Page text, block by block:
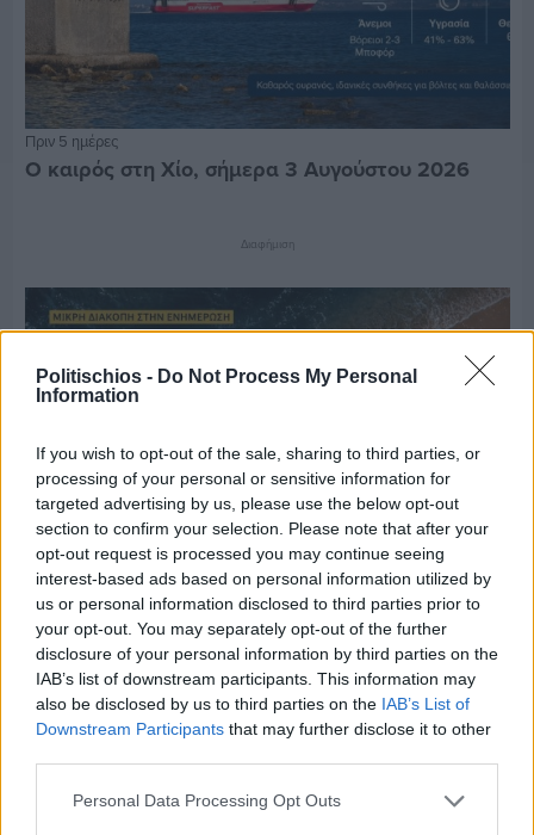
Politischios - Do Not Process My Personal
Information
If you wish to opt-out of the sale, sharing to third parties, or
processing of your personal or sensitive information for
targeted advertising by us, please use the below opt-out
section to confirm your selection. Please note that after your
opt-out request is processed you may continue seeing
interest-based ads based on personal information utilized by
us or personal information disclosed to third parties prior to
your opt-out. You may separately opt-out of the further
disclosure of your personal information by third parties on the
IAB’s list of downstream participants. This information may
also be disclosed by us to third parties on the IAB’s List of
Downstream Participants that may further disclose it to other
Personal Data Processing Opt Outs
Πριν 5 ημέρες
Ο καιρός στη Χίο, σήμερα 3 Αυγούστου 2026
Διαφήμιση
Πριν 8 ημέρες
Μία μικρή αλλά αναγκαία ανάπαυλα για την
ομάδα του «Πολίτη»